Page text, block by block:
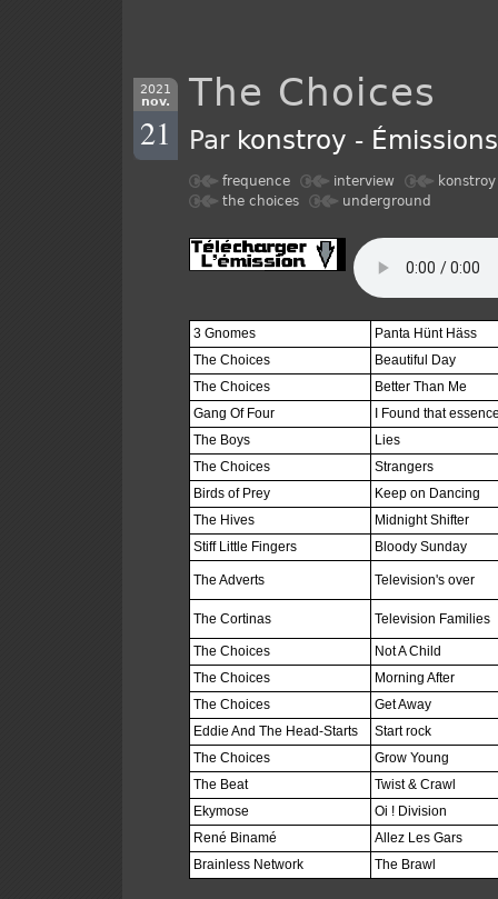
2021
nov.
21
The Choices
Par konstroy -
frequence interview
konstroy
the choices
underground
3 Gnomes
Panta Hünt Häss
The Choices
Beautiful Day
The Choices
Better Than Me
Gang Of Four
I Found that
The Boys
Lies
The Choices
Strangers
Birds of Prey
Keep on Dancing
The Hives
Midnight Shifter
Stiff Little Fingers
Bloody Sunday
The Adverts Television's over
The Cortinas Television Families
The Choices
Not A Child
The Choices
Morning After
The Choices
Get Away
Eddie And The Head-Starts
Start rock
The Choices
Grow Young
The Beat
Twist & Crawl
Ekymose
Oi ! Division
René Binamé
Allez Les Gars
Brainless Network
The Brawl